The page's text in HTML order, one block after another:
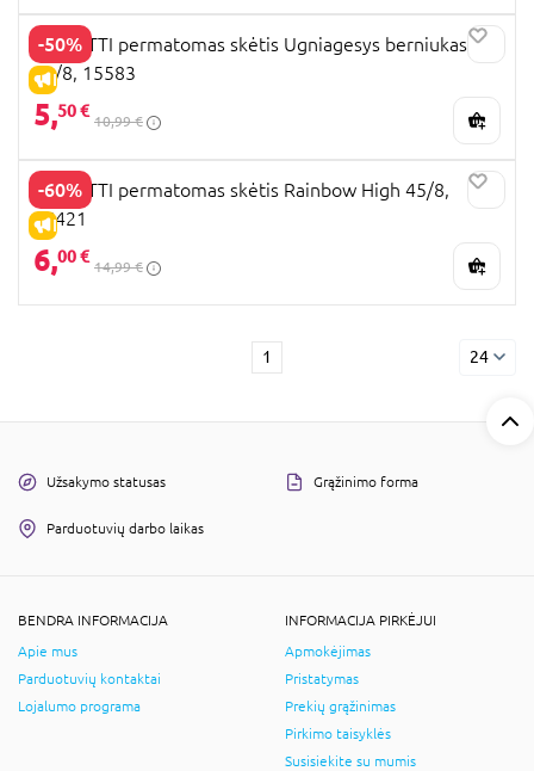
-50%
IŠPARDAVIMAS
PERLETTI permatomas skėtis Ugniagesys berniukas
42/8, 15583
5,50 €
10,99 €
-60%
IŠPARDAVIMAS
PERLETTI permatomas skėtis Rainbow High 45/8,
75421
6,00 €
14,99 €
1 24
Užsakymo statusas Grąžinimo forma
Parduotuvių darbo laikas
BENDRA INFORMACIJA
Apie mus
Parduotuvių kontaktai
Lojalumo programa
INFORMACIJA PIRKĖJUI
Apmokėjimas
Pristatymas
Prekių grąžinimas
Pirkimo taisyklės
Susisiekite su mumis